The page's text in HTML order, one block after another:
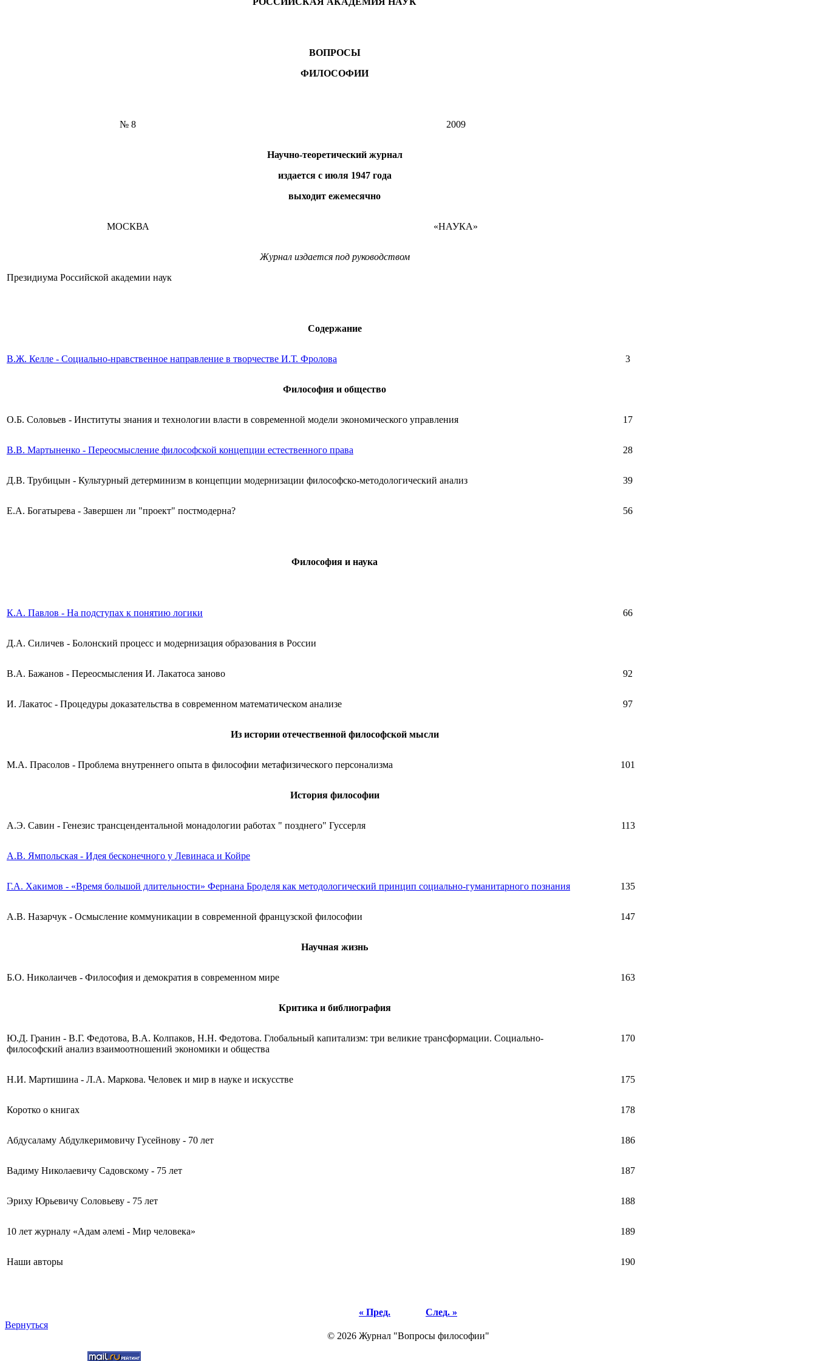
ВОПРОСЫ
ФИЛОСОФИИ
№ 8 2009
Научно-теоретический журнал
издается с июля 1947 года
выходит ежемесячно
МОСКВА «НАУКА»
Журнал издается под руководством
Президиума Российской академии наук
Содержание
В.Ж. Келле - Социально-нравственное направление в творчестве И.Т. Фролова 3
Философия и общество
О.Б. Соловьев - Институты знания и технологии власти в современной модели экономического управления 17
В.В. Мартыненко - Переосмысление философской концепции естественного права 28
Д.В. Трубицын - Культурный детерминизм в концепции модернизации философско-методологический анализ 39
Е.А. Богатырева - Завершен ли "проект" постмодерна? 56
Философия и наука
К.А. Павлов - На подступах к понятию логики 66
Д.А. Силичев - Болонский процесс и модернизация образования в России
В.А. Бажанов - Переосмысления И. Лакатоса заново 92
И. Лакатос - Процедуры доказательства в современном математическом анализе 97
Из истории отечественной философской мысли
М.А. Прасолов - Проблема внутреннего опыта в философии метафизического персонализма 101
История философии
А.Э. Савин - Генезис трансцендентальной монадологии работах " позднего" Гуссерля 113
А.В. Ямпольская - Идея бесконечного у Левинаса и Койре
Г.А. Хакимов - «Время большой длительности» Фернана Броделя как методологический принцип социально-гуманитарного познания 135
А.В. Назарчук - Осмысление коммуникации в современной французской философии 147
Научная жизнь
Б.О. Николаичев - Философия и демократия в современном мире 163
Критика и библиография
Ю.Д. Гранин - В.Г. Федотова, В.А. Колпаков, Н.Н. Федотова. Глобальный капитализм: три великие трансформации. Социально-
философский анализ взаимоотношений экономики и общества
170
Н.И. Мартишина - Л.А. Маркова. Человек и мир в науке и искусстве 175
Коротко о книгах 178
Абдусаламу Абдулкеримовичу Гусейнову - 70 лет 186
Вадиму Николаевичу Садовскому - 75 лет 187
Эриху Юрьевичу Соловьеву - 75 лет 188
10 лет журналу «Адам әлемi - Мир человека» 189
Наши авторы 190
« Пред.
След. »
Вернуться
© 2026 Журнал "Вопросы философии"